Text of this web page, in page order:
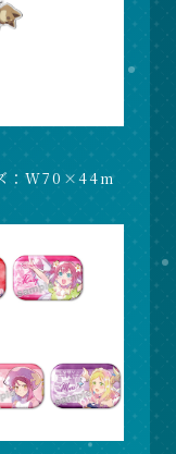
：W70×44m